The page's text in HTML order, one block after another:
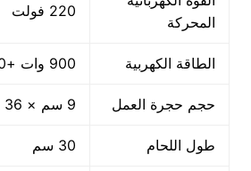
المحركة
220 فولت
الطاقة الكهربية 900 وات +800 واط لحام
حجم حجرة العمل 9 سم × 36 سم × 32 سم
طول اللحام 30 سم